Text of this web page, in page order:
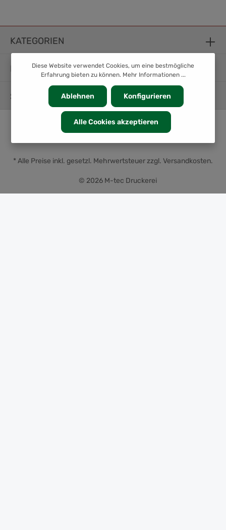
KATEGORIEN
INFORMATION
SERVICE
© 2026 M-tec Druckerei
* Alle Preise inkl. gesetzl. Mehrwertsteuer zzgl. Versandkosten.
Diese Website verwendet Cookies, um eine bestmögliche
Erfahrung bieten zu können. Mehr Informationen ...
Ablehnen Konfigurieren
Alle Cookies akzeptieren